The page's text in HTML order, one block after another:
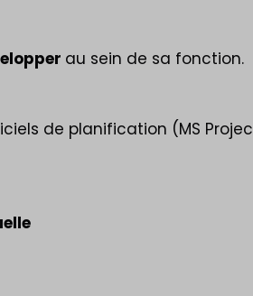
au sein de sa fonction.
de planification (MS